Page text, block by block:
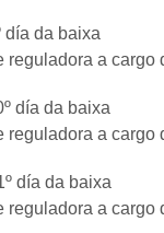
día da baixa
reguladora a cargo
día da baixa
reguladora a cargo
día da baixa
reguladora a cargo